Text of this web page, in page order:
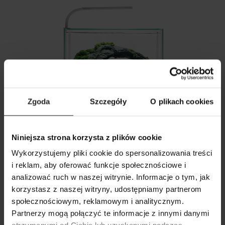
Zgoda Szczegóły O plikach cookies
Niniejsza strona korzysta z plików cookie
Wykorzystujemy pliki cookie do spersonalizowania treści
i reklam, aby oferować funkcje społecznościowe i
analizować ruch w naszej witrynie. Informacje o tym, jak
korzystasz z naszej witryny, udostępniamy partnerom
społecznościowym, reklamowym i analitycznym.
Partnerzy mogą połączyć te informacje z innymi danymi
IWAGUMI
Niesamowite pejzaże w Twoim domu
Iwagumi to styl urządzania akwarium pochodzący z Japonii. Opiera się
na sztuce wykorzystania skał i kamieni do tworzenia niezwykłych,
podwodnych kamiennych ogrodów. W tym stylu surowość głazów
podkreśla się zielenią roślin, która ma za zadanie uwidocznić
SZUKAJ